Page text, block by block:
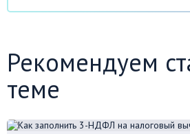
Рекомендуем
теме